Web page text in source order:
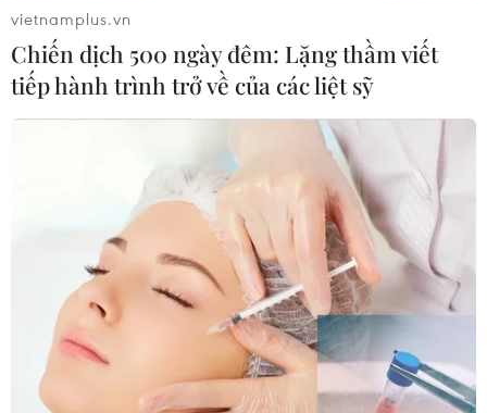
TIN LIÊN QUAN
vietnamplus.vn
Chiến dịch 500 ngày đêm: Lặng thầm viết
tiếp hành trình trở về của các liệt sỹ